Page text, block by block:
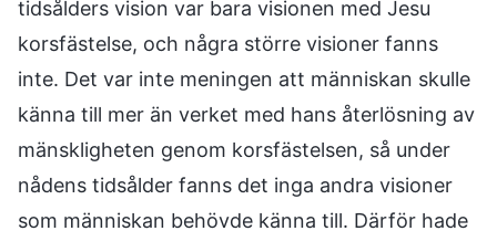
tidsålders vision var bara visionen med Jesu
korsfästelse, och några större visioner fanns
inte. Det var inte meningen att människan skulle
känna till mer än verket med hans återlösning av
mänskligheten genom korsfästelsen, så under
nådens tidsålder fanns det inga andra visioner
som människan behövde känna till. Därför hade